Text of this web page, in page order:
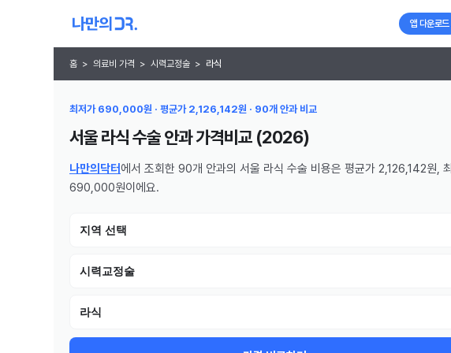
앱 다운로드
홈 > 의료비 가격 > 시력교정술 > 라식
최저가 690,000원 · 평균가 2,126,142원 · 90개 안과 비교
서울 라식 수술 안과가격비교 (2026)
나만의닥터 에서 조회한 90개 안과의 서울 라식 수술 비용은 평균가 2,126,142원,
690,000원이에요.
지역 선택
시력교정술
라식